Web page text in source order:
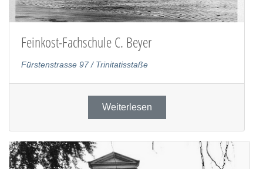
Feinkost-Fachschule C. Beyer
Fürstenstrasse 97 / Trinitatisstaße
Weiterlesen